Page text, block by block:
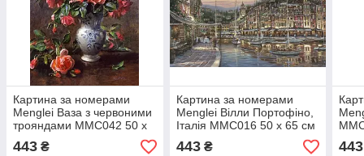
Картина за номерами
Menglei Ваза з червоними
трояндами MMC042 50 х
65 см
443 ₴
Картина за номерами
Menglei Вілли Портофіно,
Італія MMC016 50 х 65 см
443₴ 443